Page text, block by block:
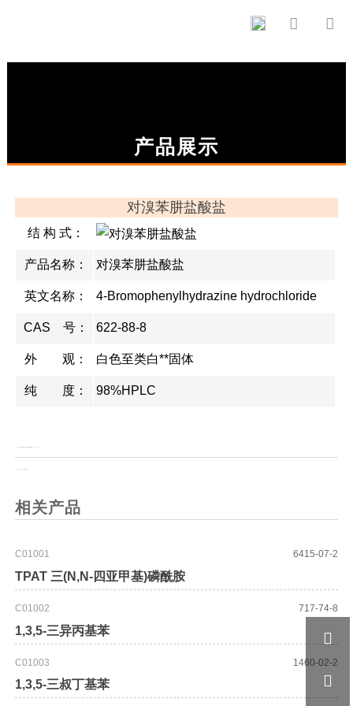
 
产品展示
对溴苯肼盐酸盐
结 构 式：
产品名称： 对溴苯肼盐酸盐
英文名称： 4-Bromophenylhydrazine hydrochloride
CAS 号： 622-88-8
外 观： 白色至类白**固体
纯 度： 98%HPLC
相关产品
C01001
TPAT 三(N,N-四亚甲基)磷酰胺
6415-07-2
C01002
1,3,5-三异丙基苯
717-74-8
C01003
1,3,5-三叔丁基苯
1460-02-2

